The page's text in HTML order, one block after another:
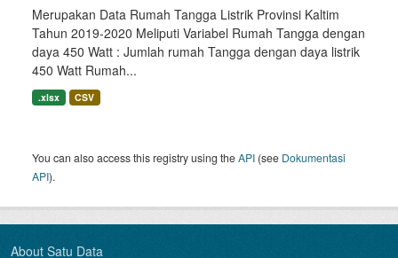
Merupakan Data Rumah Tangga Listrik Provinsi Kaltim
Tahun 2019-2020 Meliputi Variabel Rumah Tangga dengan
daya 450 Watt : Jumlah rumah Tangga dengan daya listrik
450 Watt Rumah...
.xlsx CSV
You can also access this registry using theAPI (see Dokumentasi
API).
About Satu Data